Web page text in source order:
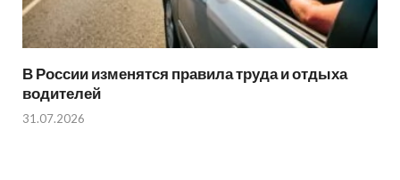
В России изменятся правила труда и отдыха
водителей
31.07.2026